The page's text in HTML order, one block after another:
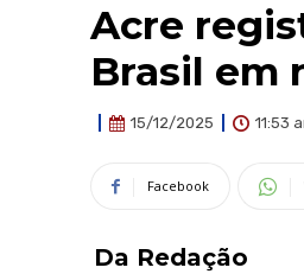
Acre
Brasil em
15/12/2025 11:53
Facebook
Da Redação